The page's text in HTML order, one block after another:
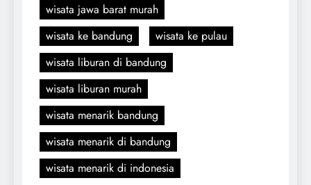
wisata jawa barat murah
wisata ke bandung
wisata ke pulau
wisata liburan di bandung
wisata liburan murah
wisata menarik bandung
wisata menarik di bandung
wisata menarik di indonesia